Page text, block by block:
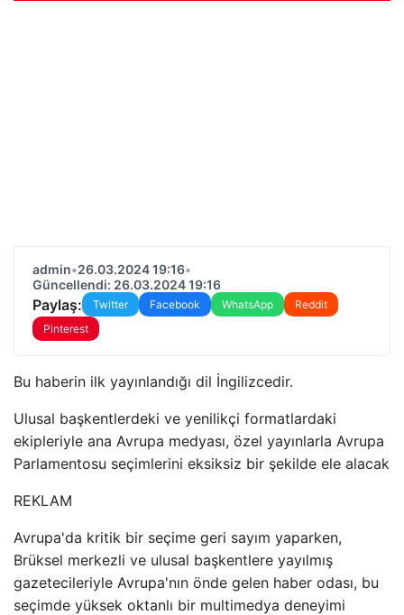
admin•26.03.2024 19:16•
Güncellendi: 26.03.2024 19:16
Paylaş: Twitter Facebook WhatsApp
Reddit
Pinterest
Bu haberin ilk yayınlandığı dil İngilizcedir.
Ulusal başkentlerdeki ve yenilikçi formatlardaki
ekipleriyle ana Avrupa medyası, özel yayınlarla Avrupa
Parlamentosu seçimlerini eksiksiz bir şekilde ele alacak
REKLAM
Avrupa'da kritik bir seçime geri sayım yaparken,
Brüksel merkezli ve ulusal başkentlere yayılmış
gazetecileriyle Avrupa'nın önde gelen haber odası, bu
seçimde yüksek oktanlı bir multimedya deneyimi